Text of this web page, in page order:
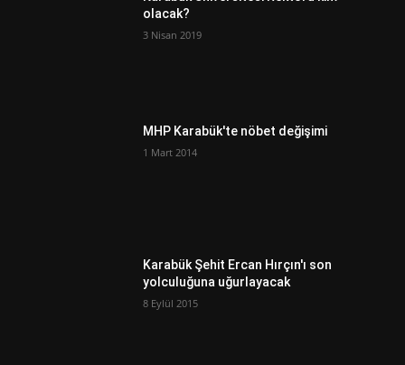
olacak?
3 Nisan 2019
MHP Karabük'te nöbet değişimi
1 Mart 2014
Karabük Şehit Ercan Hırçın'ı son
yolculuğuna uğurlayacak
8 Eylül 2015